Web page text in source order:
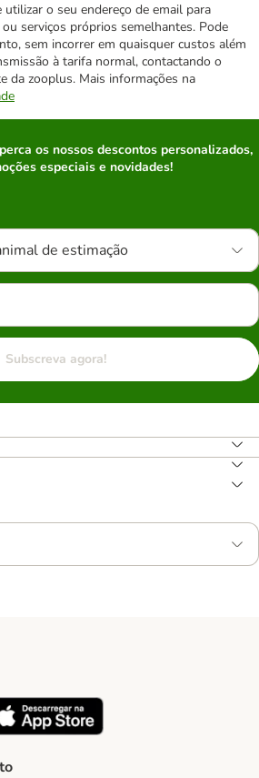
o seu endereço de email para
serviços próprios semelhantes. Pode
sem incorrer em quaisquer custos além
à tarifa normal, contactando o
da zooplus. Mais informações na
os nossos descontos personalizados,
especiais e novidades!
de estimação
Subscreva agora!